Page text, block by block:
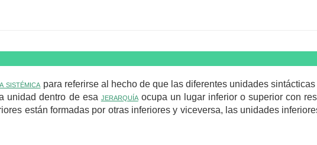
sistémica para referirse al hecho de que las diferentes unidades
unidad dentro de esa jerarquíaocupa un lugar inferior o superior con
están formadas por otras inferiores y viceversa, las unidades